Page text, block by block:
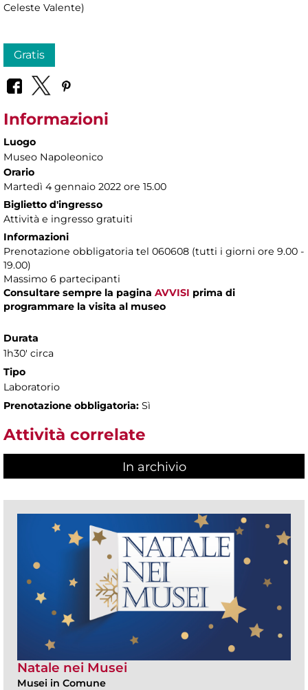
Celeste Valente)
Gratis
Informazioni
Luogo
Museo Napoleonico
Orario
Martedì 4 gennaio 2022 ore 15.00
Biglietto d'ingresso
Attività e ingresso gratuiti
Informazioni
Prenotazione obbligatoria tel 060608 (tutti i giorni ore 9.00 -
19.00)
Massimo 6 partecipanti
Consultare sempre la pagina AVVISI prima di
programmare la visita al museo
Durata
1h30' circa
Tipo
Laboratorio
Prenotazione obbligatoria: Sì
Attività correlate
In archivio
Natale nei Musei
Musei in Comune